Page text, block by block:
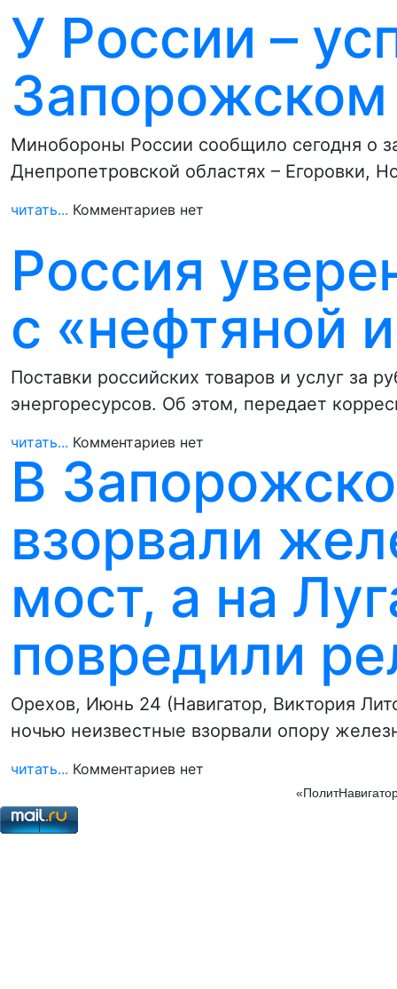
У России –
Минобороны России сообщило сегодня о
Днепропетровской областях – Егоровки,
читать... Комментариев нет
Россия
с «нефтяной
Поставки российских товаров и услуг за
энергоресурсов. Об этом, передает
читать... Комментариев нет
В
взорвали
мост, а на
повредили
Орехов, Июнь 24 (Навигатор, Виктория
ночью неизвестные взорвали опору
читать... Комментариев нет